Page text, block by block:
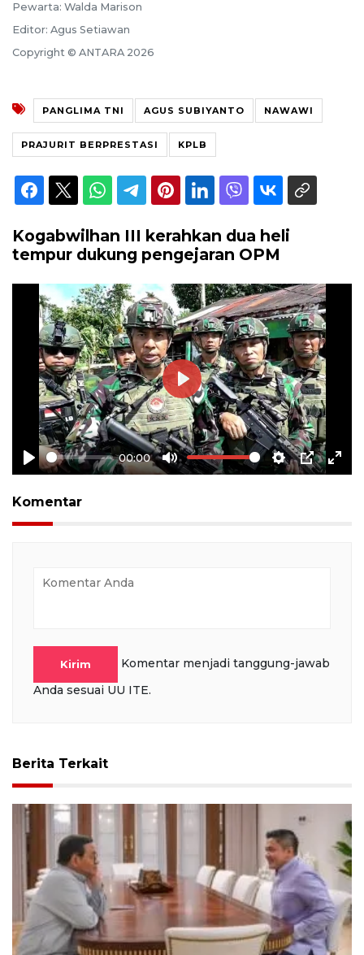
Pewarta: Walda Marison
Editor: Agus Setiawan
Copyright © ANTARA 2026
PANGLIMA TNI AGUS SUBIYANTO NAWAWI
PRAJURIT BERPRESTASI KPLB
Kogabwilhan III kerahkan dua heli
tempur dukung pengejaran OPM
Play
00:00
Mute Settings
PIP
Play
Komentar
Kirim
Komentar menjadi tanggung-jawab
Anda sesuai UU ITE.
Berita Terkait